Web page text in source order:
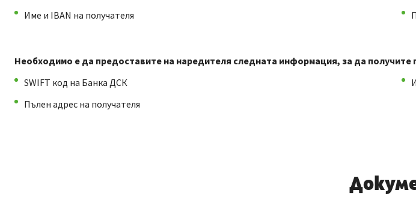
Име и IBAN на получателя
Необходимо е да предоставите на наредителя следната информация, за да
SWIFT код на Банка ДСК
Пълен адрес на получателя